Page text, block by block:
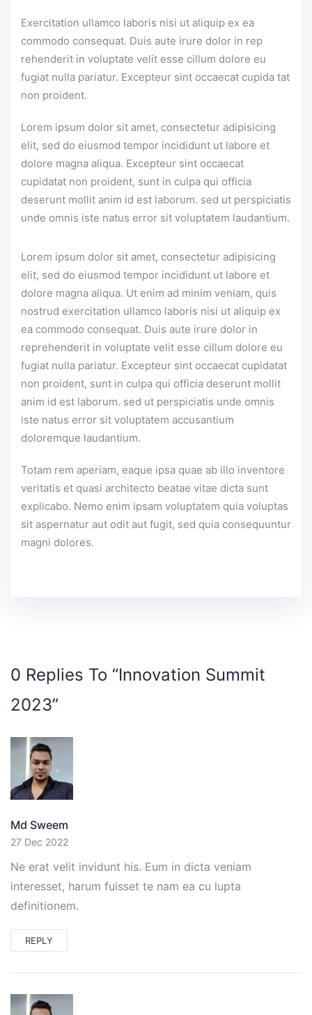
Exercitation ullamco laboris nisi ut aliquip ex ea
commodo consequat. Duis aute irure dolor in rep
rehenderit in voluptate velit esse cillum dolore eu
fugiat nulla pariatur. Excepteur sint occaecat cupida tat
non proident.
Lorem ipsum dolor sit amet, consectetur adipisicing
elit, sed do eiusmod tempor incididunt ut labore et
dolore magna aliqua. Excepteur sint occaecat
cupidatat non proident, sunt in culpa qui officia
deserunt mollit anim id est laborum. sed ut perspiciatis
unde omnis iste natus error sit voluptatem laudantium.
Lorem ipsum dolor sit amet, consectetur adipisicing
elit, sed do eiusmod tempor incididunt ut labore et
dolore magna aliqua. Ut enim ad minim veniam, quis
nostrud exercitation ullamco laboris nisi ut aliquip ex
ea commodo consequat. Duis aute irure dolor in
reprehenderit in voluptate velit esse cillum dolore eu
fugiat nulla pariatur. Excepteur sint occaecat cupidatat
non proident, sunt in culpa qui officia deserunt mollit
anim id est laborum. sed ut perspiciatis unde omnis
iste natus error sit voluptatem accusantium
doloremque laudantium.
Totam rem aperiam, eaque ipsa quae ab illo inventore
veritatis et quasi architecto beatae vitae dicta sunt
explicabo. Nemo enim ipsam voluptatem quia voluptas
sit aspernatur aut odit aut fugit, sed quia consequuntur
magni dolores.
0 Replies To “Innovation Summit
2023”
Md Sweem
27 Dec 2022
Ne erat velit invidunt his. Eum in dicta veniam
interesset, harum fuisset te nam ea cu lupta
definitionem.
REPLY